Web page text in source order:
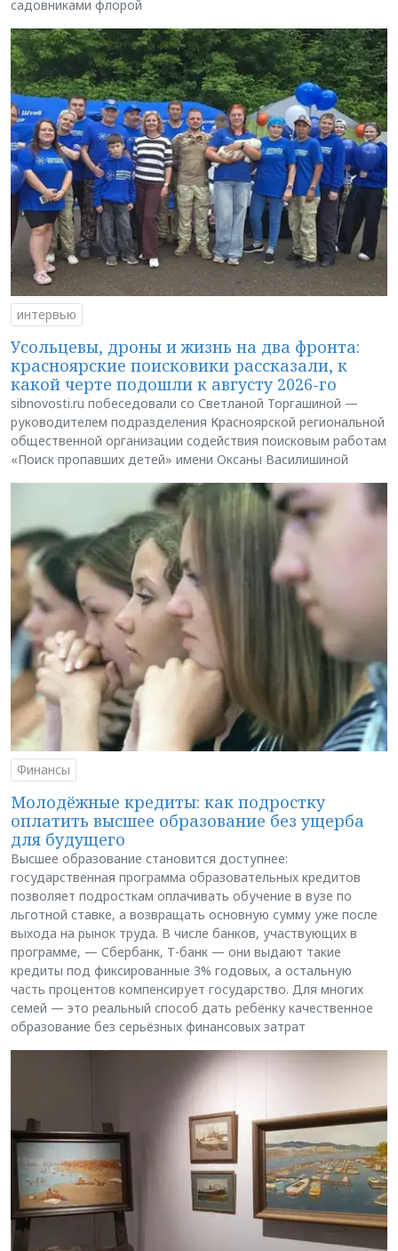
садовниками флорой
интервью
Усольцевы, дроны и жизнь на два фронта:
красноярские поисковики рассказали, к
какой черте подошли к августу 2026-го
sibnovosti.ru побеседовали со Светланой Торгашиной —
руководителем подразделения Красноярской региональной
общественной организации содействия поисковым работам
«Поиск пропавших детей» имени Оксаны Василишиной
Финансы
Молодёжные кредиты: как подростку
оплатить высшее образование без ущерба
для будущего
Высшее образование становится доступнее:
государственная программа образовательных кредитов
позволяет подросткам оплачивать обучение в вузе по
льготной ставке, а возвращать основную сумму уже после
выхода на рынок труда. В числе банков, участвующих в
программе, — Сбербанк, Т-банк — они выдают такие
кредиты под фиксированные 3% годовых, а остальную
часть процентов компенсирует государство. Для многих
семей — это реальный способ дать ребёнку качественное
образование без серьёзных финансовых затрат